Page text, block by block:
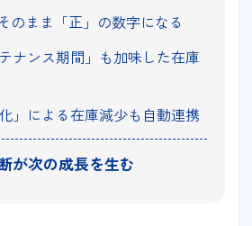
のまま「正」の数字になる
ナンス期間」も加味した在庫
」による在庫減少も自動連携
が次の成長を生む